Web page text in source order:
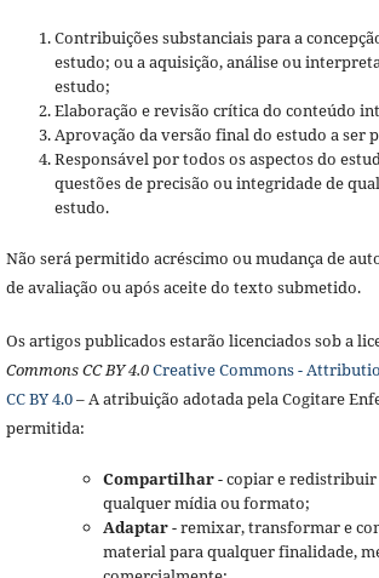
Contribuições substanciais para a
estudo; ou a aquisição, análise ou
estudo;
Elaboração e revisão crítica do conteúdo
Aprovação da versão final do estudo a ser
Responsável por todos os aspectos do
questões de precisão ou integridade de
estudo.
Não será permitido acréscimo ou mudança de
de avaliação ou após aceite do texto submetido.
Os artigos publicados estarão licenciados sob a
Commons CC BY 4.0Creative Commons -
CC BY 4.0– A atribuição adotada pela Cogitare
permitida:
Compartilhar- copiar e redistribuir
qualquer mídia ou formato;
Adaptar- remixar, transformar e
material para qualquer finalidade,